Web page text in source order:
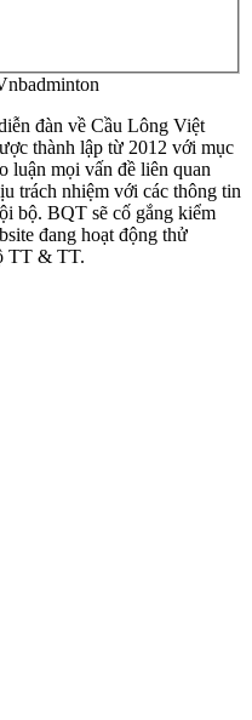
đàn về Cầu Lông Việt
thành lập từ 2012 với mục
luận mọi vấn đề liên quan
trách nhiệm với các thông tin
bộ. BQT sẽ cố gắng kiểm
đang hoạt động thử
TT & TT.